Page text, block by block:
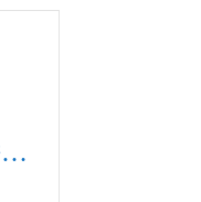
2025年Cabsat迪拜广播电视展